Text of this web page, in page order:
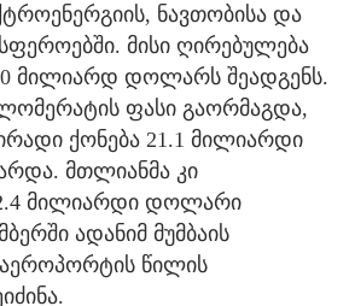
ნავთობისა და
მისი ღირებულება
მილიარდ დოლარს შეადგენს.
ფასი გაორმაგდა,
ქონება 21.1 მილიარდი
მთლიანმა კი
მილიარდი დოლარი
ადანიმ მუმბაის
წილის